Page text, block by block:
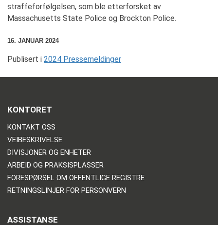
straffeforfølgelsen, som ble etterforsket av
Massachusetts State Police og Brockton Police.
16. JANUAR 2024
Publisert i 2024 Pressemeldinger
KONTORET
KONTAKT OSS
VEIBESKRIVELSE
DIVISJONER OG ENHETER
ARBEID OG PRAKSISPLASSER
FORESPØRSEL OM OFFENTLIGE REGISTRE
RETNINGSLINJER FOR PERSONVERN
ASSISTANSE